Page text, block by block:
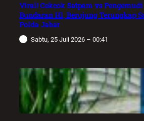
Viral! Cekcok Satpam vs
Bundaran HI, Berujung Terungkap
Polda Jabar
Sabtu, 25 Juli 2026 – 00:41